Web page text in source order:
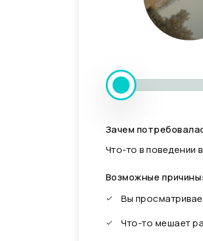
Зачем
Что-то в поведении
Возможные причины:
Вы
Что-то мешает